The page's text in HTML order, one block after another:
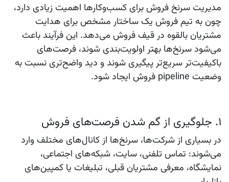
مدیریت سرنخ فروش برای کسب‌وکارها اهمیت زیادی دارد،
چون به تیم فروش یک ساختار مشخص برای هدایت
مشتریان بالقوه در قیف فروش می‌دهد. این فرآیند باعث
می‌شود سرنخ‌ها بهتر اولویت‌بندی شوند، فرصت‌های
باکیفیت‌تر سریع‌تر پیگیری شوند و دید واضح‌تری نسبت به
وضعیت pipeline فروش ایجاد شود.
۱. جلوگیری از گم شدن فرصت‌های فروش
در بسیاری از شرکت‌ها، سرنخ‌ها از کانال‌های مختلف وارد
می‌شوند: تماس تلفنی، سایت، شبکه‌های اجتماعی،
نمایشگاه، معرفی مشتریان قبلی، تبلیغات یا کمپین‌های